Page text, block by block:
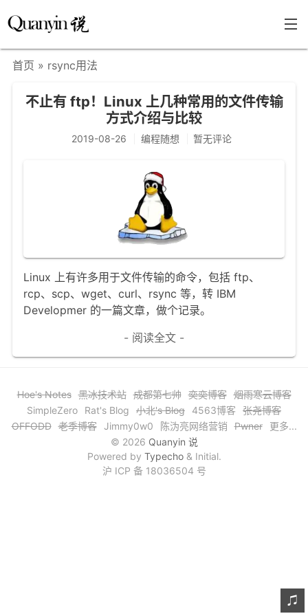
文章分类
瞎说杂谈
精华荟萃
福利共享
其他页面
关于
只言片语
谷歌站内搜索
友情链接
赞赏与支持
首页 » rsync用法
不止有 ftp！Linux 上几种常用的文件传输
方式介绍与比较
2019-08-26 编程随想 暂无评论
Linux 上有许多用于文件传输的命令，包括 ftp、
rcp、scp、wget、curl、rsync 等，转 IBM
Developmer 的一篇文章，做个记录。
- 阅读全文 -
Hoe's Notes 黑冰技术站 成都第七帅 奕奕博客 烟雨寒云博客
SimpleZero
Rat's Blog 小北's Blog 4563博客
张尧博客
OFFODD 老季博客 Jimmy0w0 陈沩亮网络营销 Pwner
更多...
© 2026 Quanyin 说
Powered by Typecho& Initial.
沪 ICP 备 18036504 号